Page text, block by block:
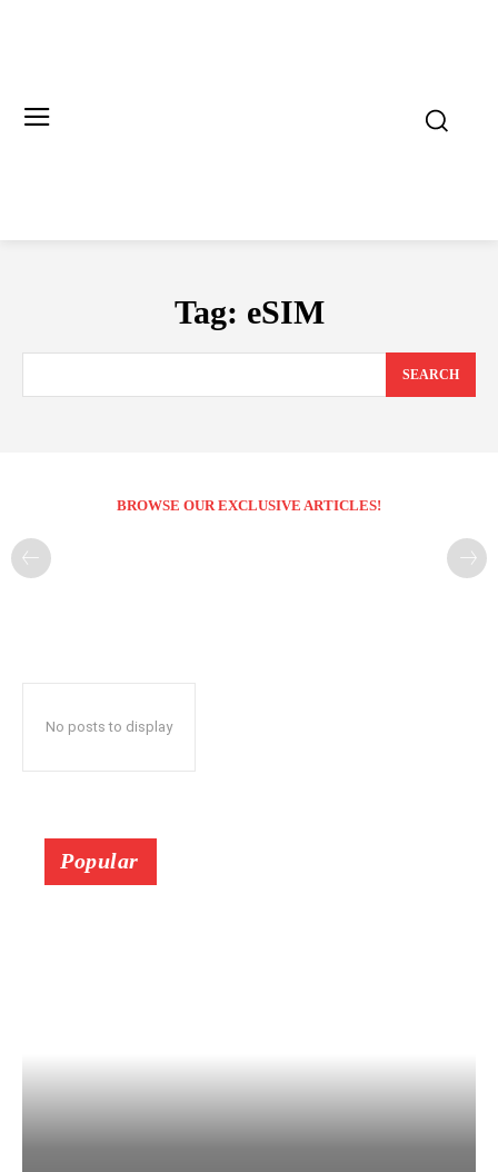
Tag: eSIM
SEARCH
BROWSE OUR EXCLUSIVE ARTICLES!
No posts to display
Popular